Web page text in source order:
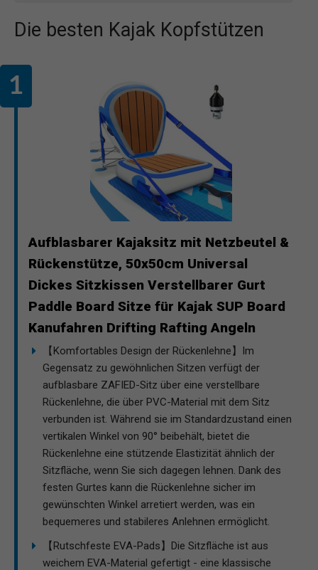
Die besten Kajak Kopfstützen
Aufblasbarer Kajaksitz mit Netzbeutel &
Rückenstütze, 50x50cm Universal
Dickes Sitzkissen Verstellbarer Gurt
Paddle Board Sitze für Kajak SUP Board
Kanufahren Drifting Rafting Angeln
【Komfortables Design der Rückenlehne】Im
Gegensatz zu gewöhnlichen Sitzen verfügt der
aufblasbare ZAFIED-Sitz über eine verstellbare
Rückenlehne, die über PVC-Material mit dem Sitz
verbunden ist. Während sie im Standardzustand einen
vertikalen Winkel von 90° beibehält, bietet die
Rückenlehne eine stützende Elastizität ähnlich der
Sitzfläche, wenn Sie sich dagegen lehnen. Dank des
festen Gurtes kann die Rückenlehne sicher im
gewünschten Winkel arretiert werden, was ein
bequemeres und stabileres Anlehnen ermöglicht.
【Rutschfeste EVA-Pads】Die Sitzfläche ist aus
weichem EVA-Material gefertigt - eine klassische